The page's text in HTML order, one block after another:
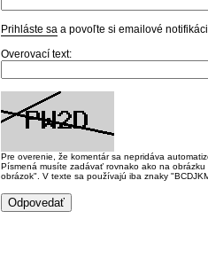
Prihláste sa a povoľte si emailové
Overovací text:
Pre overenie, že komentár sa nepridáva
Písmená musíte zadávať rovnako ako na
obrázok". V texte sa používajú iba znaky